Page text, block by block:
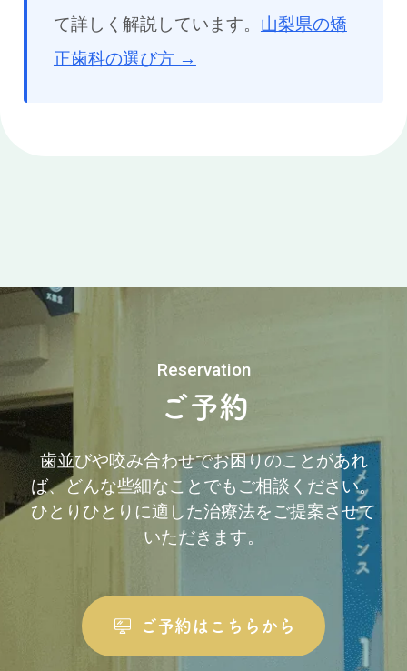
て詳しく解説しています。 山梨県の矯
正歯科の選び方 →
Reservation
ご予約
歯並びや咬み合わせでお困りのことがあれ
ば、どんな些細なことでもご相談ください。
ひとりひとりに適した治療法をご提案させて
いただきます。
ご予約はこちらから